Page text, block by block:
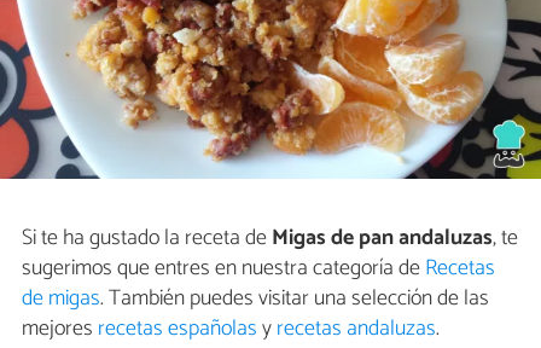
Si te ha gustado la receta deMigas de pan andaluzas, te
sugerimos que entres en nuestra categoría deRecetas
de migas. También puedes visitar una selección de las
mejores recetas españolasyrecetas andaluzas.